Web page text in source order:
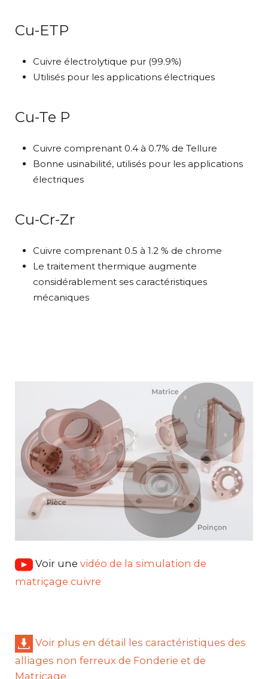
Cu-ETP
Cuivre électrolytique pur (99.9%)
Utilisés pour les applications électriques
Cu-Te P
Cuivre comprenant 0.4 à 0.7% de Tellure
Bonne usinabilité, utilisés pour les applications
électriques
Cu-Cr-Zr
Cuivre comprenant 0.5 à 1.2 % de chrome
Le traitement thermique augmente
considérablement ses caractéristiques
mécaniques
Voir une vidéo de la simulation de
matriçage cuivre
Voir plus en détail les caractéristiques des
alliages non ferreux de Fonderie et de
Matriçage